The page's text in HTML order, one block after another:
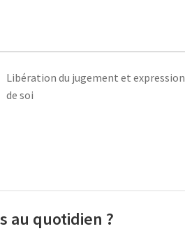
Libération du jugement et expression
de soi
au quotidien ?